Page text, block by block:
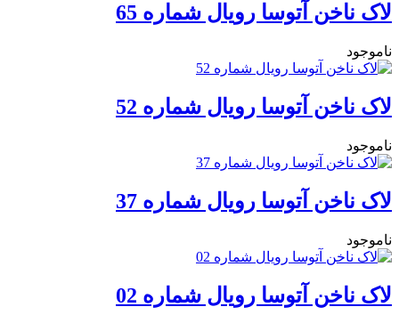
لاک ناخن آتوسا رویال شماره‌ 65
ناموجود
لاک ناخن آتوسا رویال شماره 52
ناموجود
لاک ناخن آتوسا رویال شماره 37
ناموجود
لاک ناخن آتوسا رویال شماره 02